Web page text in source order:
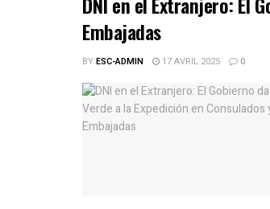
Embajadas
BYESC-ADMIN 17 AVRIL 2025 0